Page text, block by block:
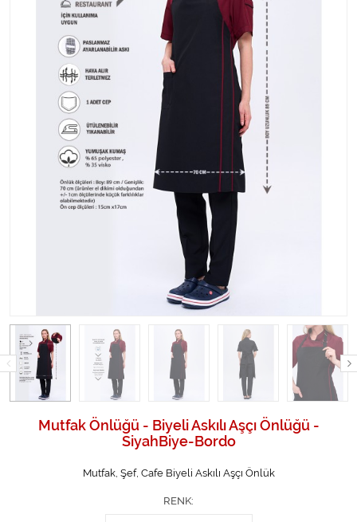
Mutfak Önlüğü - Biyeli Askılı Aşçı Önlüğü -
SiyahBiye-Bordo
Mutfak, Şef, Cafe Biyeli Askılı Aşçı Önlük
RENK